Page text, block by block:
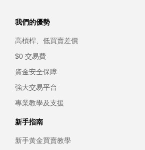
我們的優勢
高槓桿、低買賣差價
$0 交易費
資金安全保障
強大交易平台
專業教學及支援
新手指南
新手黃金買賣教學